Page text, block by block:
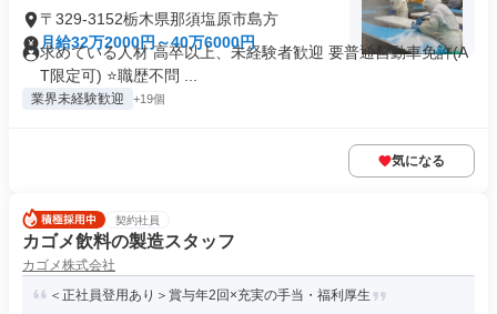
〒329-3152栃木県那須塩原市島方
月給32万2000円～40万6000円
求めている人材 高卒以上、未経験者歓迎 要普通自動車免許(A
T限定可) ⭐職歴不問 ...
業界未経験歓迎 +19個
気になる
契約社員
カゴメ飲料の製造スタッフ
カゴメ株式会社
＜正社員登用あり＞賞与年2回×充実の手当・福利厚生